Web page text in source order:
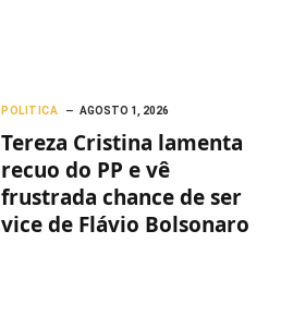
POLITICA AGOSTO 1, 2026
Tereza Cristina lamenta
recuo do PP e vê
frustrada chance de ser
vice de Flávio Bolsonaro